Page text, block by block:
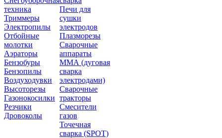
техника
Триммеры
Электропилы
Отбойные
молотки
Аэраторы
Бензобуры
Бензопилы
Воздуходувки
Высоторезы
Газонокосилки
Резчики
Дровоколы
Печи для
сушки
электродов
Плазморезы
Сварочные
аппараты
ММА (дуговая
сварка
электродами)
Сварочные
тракторы
Смесители
газов
Точечная
сварка (SPOT)